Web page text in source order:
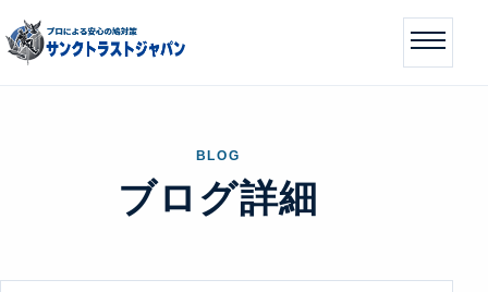
BLOG
ブログ詳細